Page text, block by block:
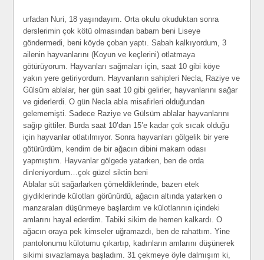
urfadan Nuri, 18 yaşındayım. Orta okulu okuduktan sonra
derslerimin çok kötü olmasından babam beni Liseye
göndermedi, beni köyde çoban yaptı. Sabah kalkıyordum, 3
ailenin hayvanlarını (Koyun ve keçlerini) otlatmaya
götürüyorum. Hayvanları sağmaları için, saat 10 gibi köye
yakın yere getiriyordum. Hayvanların sahipleri Necla, Raziye ve
Gülsüm ablalar, her gün saat 10 gibi gelirler, hayvanlarını sağar
ve giderlerdi. O gün Necla abla misafirleri olduğundan
gelememişti. Sadece Raziye ve Gülsüm ablalar hayvanlarını
sağıp gittiler. Burda saat 10’dan 15’e kadar çok sıcak olduğu
için hayvanlar otlatılmıyor. Sonra hayvanları gölgelik bir yere
götürürdüm, kendim de bir ağacın dibini makam odası
yapmıştım. Hayvanlar gölgede yatarken, ben de orda
dinleniyordum…çok güzel siktin beni
Ablalar süt sağarlarken çömeldiklerinde, bazen etek
giydiklerinde külotları görünürdü, ağacın altında yatarken o
manzaraları düşünmeye başlardım ve külotlarının içindeki
amlarını hayal ederdim. Tabiki sikim de hemen kalkardı. O
ağacın oraya pek kimseler uğramazdı, ben de rahattım. Yine
pantolonumu külotumu çıkartıp, kadınların amlarını düşünerek
sikimi sıvazlamaya başladım. 31 çekmeye öyle dalmışım ki,